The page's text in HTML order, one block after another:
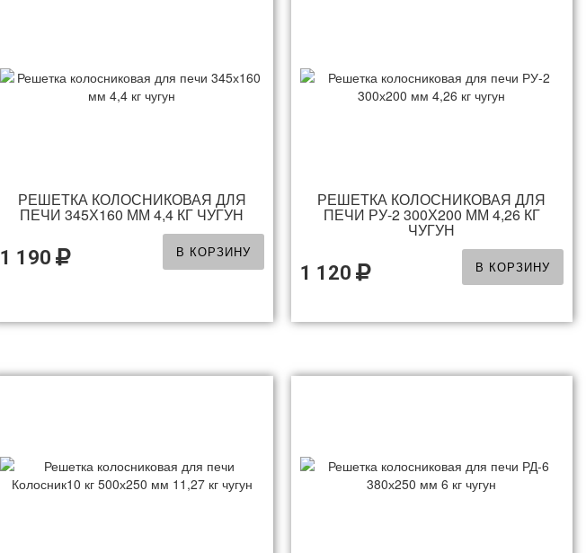
РЕШЕТКА КОЛОСНИКОВАЯ ДЛЯ
ПЕЧИ 345Х160 ММ 4,4 КГ ЧУГУН
1 190 В КОРЗИНУ
РЕШЕТКА КОЛОСНИКОВАЯ ДЛЯ
ПЕЧИ РУ-2 300Х200 ММ 4,26 КГ
ЧУГУН
1 120 В КОРЗИНУ